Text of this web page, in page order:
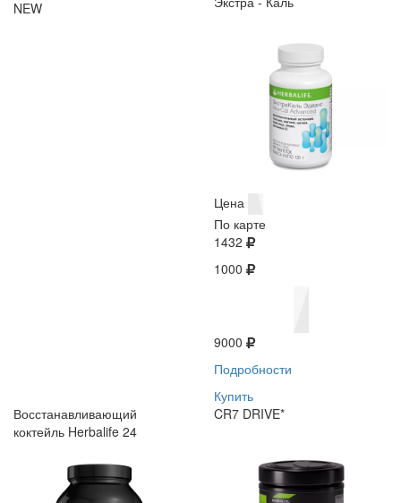
NEW
Цена
По карте
1432
1000
9000
Подробности
Купить
Восстанавливающий
коктейль Herbalife 24
CR7 DRIVE*